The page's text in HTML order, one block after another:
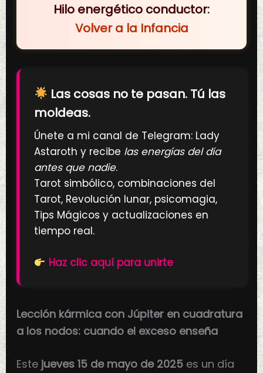
Hilo energético conductor:
Volver a la Infancia
Las cosas no te pasan. Tú las
moldeas.
Únete a mi canal de Telegram: Lady
Astaroth y recibe las energías del día
antes que nadie.
Tarot simbólico, combinaciones del
Tarot, Revolución lunar, psicomagia,
Tips Mágicos y actualizaciones en
tiempo real.
Haz clic aquí para unirte
Lección kármica con Júpiter en cuadratura
a los nodos: cuando el exceso enseña
Este jueves 15 de mayo de 2025es un día